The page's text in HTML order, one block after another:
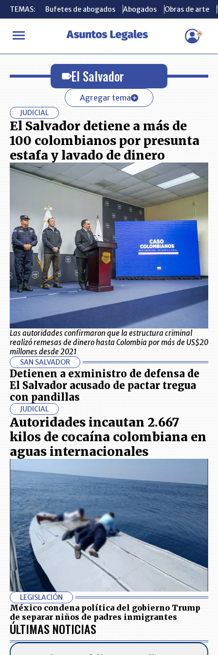
TEMAS: Bufetes de abogados Abogados Obras de arte
INICIO El Salvador
TEMAS: Bufetes de abogados Abogados Obras de arte
El Salvador
Agregar tema
JUDICIAL
El Salvador detiene a más de
100 colombianos por presunta
estafa y lavado de dinero
Las autoridades confirmaron que la estructura criminal
realizó remesas de dinero hasta Colombia por más de US$20
millones desde 2021
SAN SALVADOR
Detienen a exministro de defensa de
El Salvador acusado de pactar tregua
con pandillas
JUDICIAL
Autoridades incautan 2.667
kilos de cocaína colombiana en
aguas internacionales
LEGISLACIÓN
México condena política del gobierno Trump
de separar niños de padres inmigrantes
ÚLTIMAS NOTICIAS